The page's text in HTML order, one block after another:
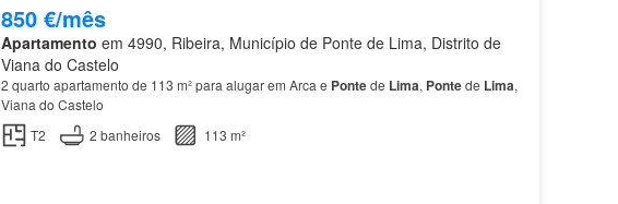
850 €/mês
Apartamento em 4990, Ribeira, Município de Ponte de Lima, Distrito de
Viana do Castelo
2 quarto apartamento de 113 m² para alugar em Arca e Pontede Lima, Pontede Lima,
Viana do Castelo
T2
2 banheiros 113 m²